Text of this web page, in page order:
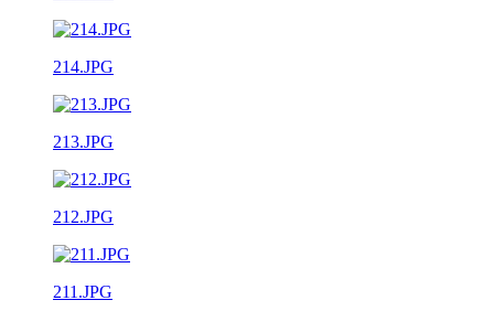
214.JPG
213.JPG
212.JPG
211.JPG